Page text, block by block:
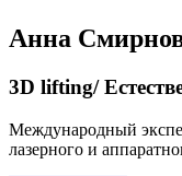
Анна
3D lifting/
Международный
лазерного и